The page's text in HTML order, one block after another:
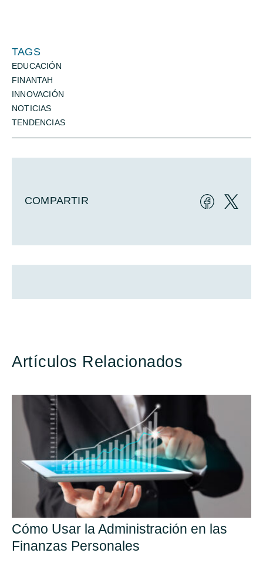
TAGS
EDUCACIÓN
FINANTAH
INNOVACIÓN
NOTICIAS
TENDENCIAS
COMPARTIR
Artículos Relacionados
Cómo Usar la Administración en las
Finanzas Personales